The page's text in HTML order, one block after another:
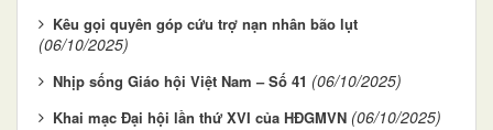
Kêu gọi quyên góp cứu trợ nạn nhân bão lụt
(06/10/2025)
Nhịp sống Giáo hội Việt Nam – Số 41 (06/10/2025)
Khai mạc Đại hội lần thứ XVI của HĐGMVN (06/10/2025)